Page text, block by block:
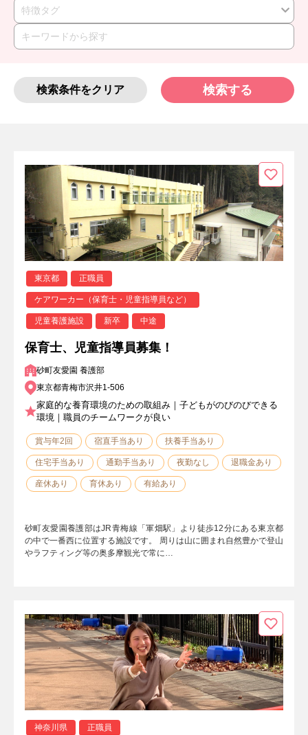
特徴タグ
検索条件をクリア 検索する
東京都 正職員
ケアワーカー（保育士・児童指導員など）
児童養護施設 新卒 中途
保育士、児童指導員募集！
砂町友愛園 養護部
東京都青梅市沢井1-506
家庭的な養育環境のための取組み｜子どもがのびのびできる
環境｜職員のチームワークが良い
賞与年2回 宿直手当あり 扶養手当あり
住宅手当あり 通勤手当あり 夜勤なし 退職金あり
産休あり 育休あり 有給あり
砂町友愛園養護部はJR青梅線「軍畑駅」より徒歩12分にある東京都
の中で一番西に位置する施設です。 周りは山に囲まれ自然豊かで登山
やラフティング等の奥多摩観光で常に…
神奈川県 正職員